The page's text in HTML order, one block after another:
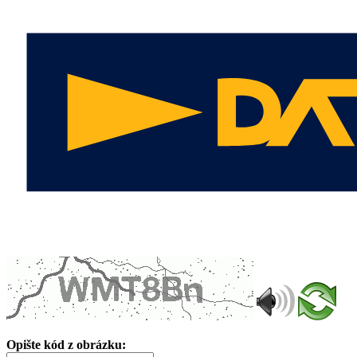
Opište kód z obrázku: